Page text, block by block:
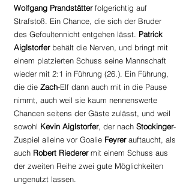
Wolfgang Prandstätter folgerichtig auf
Strafstoß. Ein Chance, die sich der Bruder
des Gefoultennicht entgehen lässt. Patrick
Aiglstorfer behält die Nerven, und bringt mit
einem platzierten Schuss seine Mannschaft
wieder mit 2:1 in Führung (26.). Ein Führung,
die die Zach-Elf dann auch mit in die Pause
nimmt, auch weil sie kaum nennenswerte
Chancen seitens der Gäste zulässt, und weil
sowohl Kevin Aiglstorfer, der nach Stockinger-
Zuspiel alleine vor Goalie Feyrer auftaucht, als
auch Robert Riederer mit einem Schuss aus
der zweiten Reihe zwei gute Möglichkeiten
ungenutzt lassen.